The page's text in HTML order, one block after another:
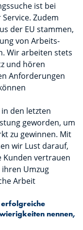
ist bei
Zudem
der EU stammen,
von Arbeits-
Wir arbeiten stets
und hören
Anforderungen
den letzten
geworden, um
zu gewinnen. Mit
wir Lust darauf,
Kunden vertrauen
Umzug
Arbeit
erfolgreiche
nennen,